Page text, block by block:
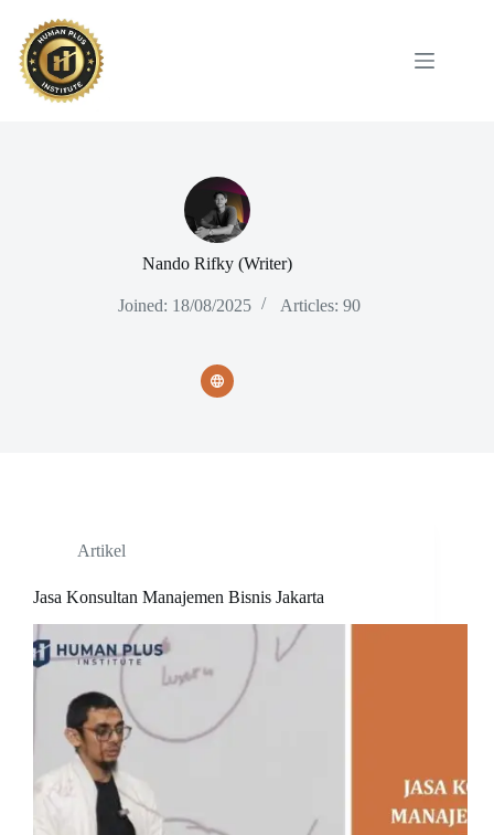
content
Nando Rifky (Writer)
Joined: 18/08/2025 Articles: 90
Artikel
Jasa Konsultan Manajemen Bisnis Jakarta